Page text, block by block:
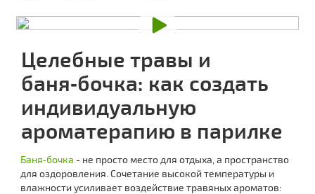
Целебные травы и
баня‑бочка: как создать
индивидуальную
ароматерапию в парилке
Баня‑бочка - не просто место для отдыха, а пространство
для оздоровления. Сочетание высокой температуры и
влажности усиливает воздействие травяных ароматов: